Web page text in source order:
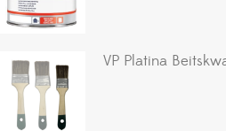
VP Platina